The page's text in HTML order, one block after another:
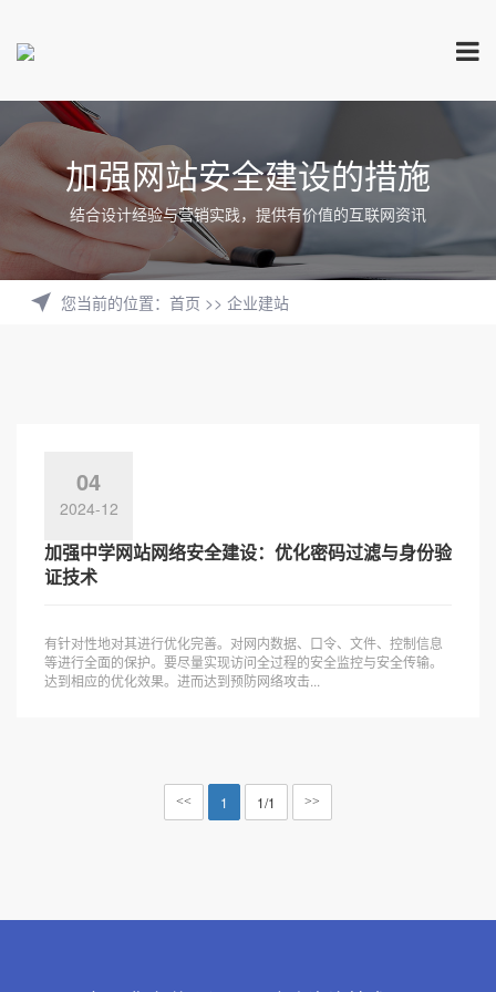
加强网站安全建设的措施
结合设计经验与营销实践，提供有价值的互联网资讯
您当前的位置： 首页 >> 企业建站
04
2024-12
加强中学网站网络安全建设：优化密码过滤与身份验
证技术
有针对性地对其进行优化完善。对网内数据、口令、文件、控制信息
等进行全面的保护。要尽量实现访问全过程的安全监控与安全传输。
达到相应的优化效果。进而达到预防网络攻击...
<< 1 1/1 >>